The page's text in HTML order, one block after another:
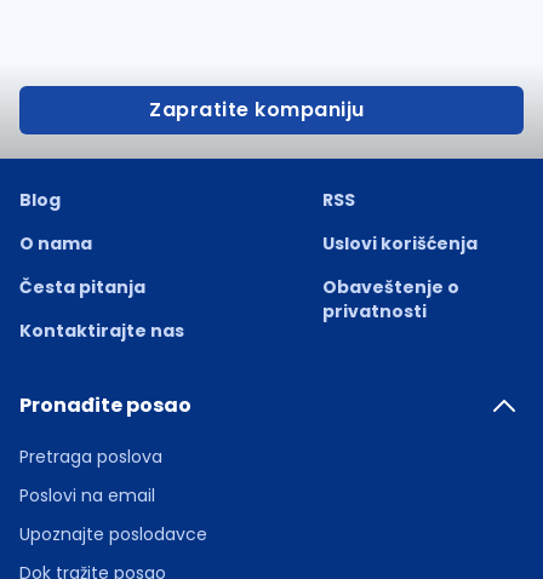
Zapratite kompaniju
Blog
O nama
Česta pitanja
Kontaktirajte nas
RSS
Uslovi korišćenja
Obaveštenje o
privatnosti
Pronađite posao
Pretraga poslova
Poslovi na email
Upoznajte poslodavce
Dok tražite posao